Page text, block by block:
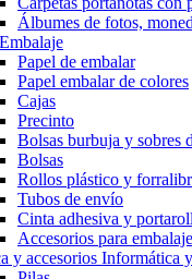
Álbumes de fotos,
Embalaje
Papel de embalar
Papel embalar de colores
Cajas
Precinto
Bolsas burbuja y sobres
Bolsas
Rollos plástico y
Tubos de envío
Cinta adhesiva y
Accesorios para
y accesorios Informática